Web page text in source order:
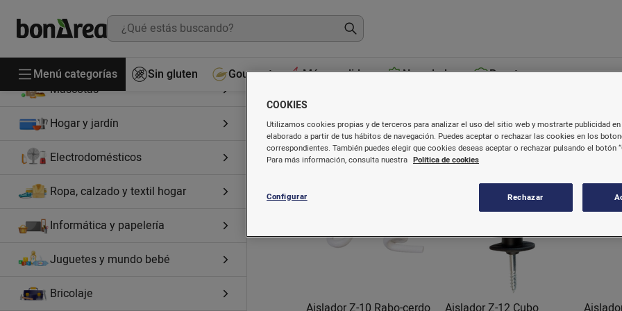
Menú categorías Sin gluten Gourmet Más vendidos Novedades Recetas
Higiene y cosmética
Perfumería
Mascotas
Hogar y jardín
Electrodomésticos
Ropa, calzado y textil hogar
Informática y papelería
Juguetes y mundo bebé
Bricolaje
Aisladores
COOKIES
Utilizamos cookies propias y de terceros para analizar el uso del sitio web y mostrarte publicidad
elaborado a partir de tus hábitos de navegación. Puedes aceptar o rechazar las cookies en los
correspondientes. También puedes elegir que cookies deseas aceptar o rechazar pulsando el botón
Para más información, consulta nuestra Política de cookies
Configurar Rechazar